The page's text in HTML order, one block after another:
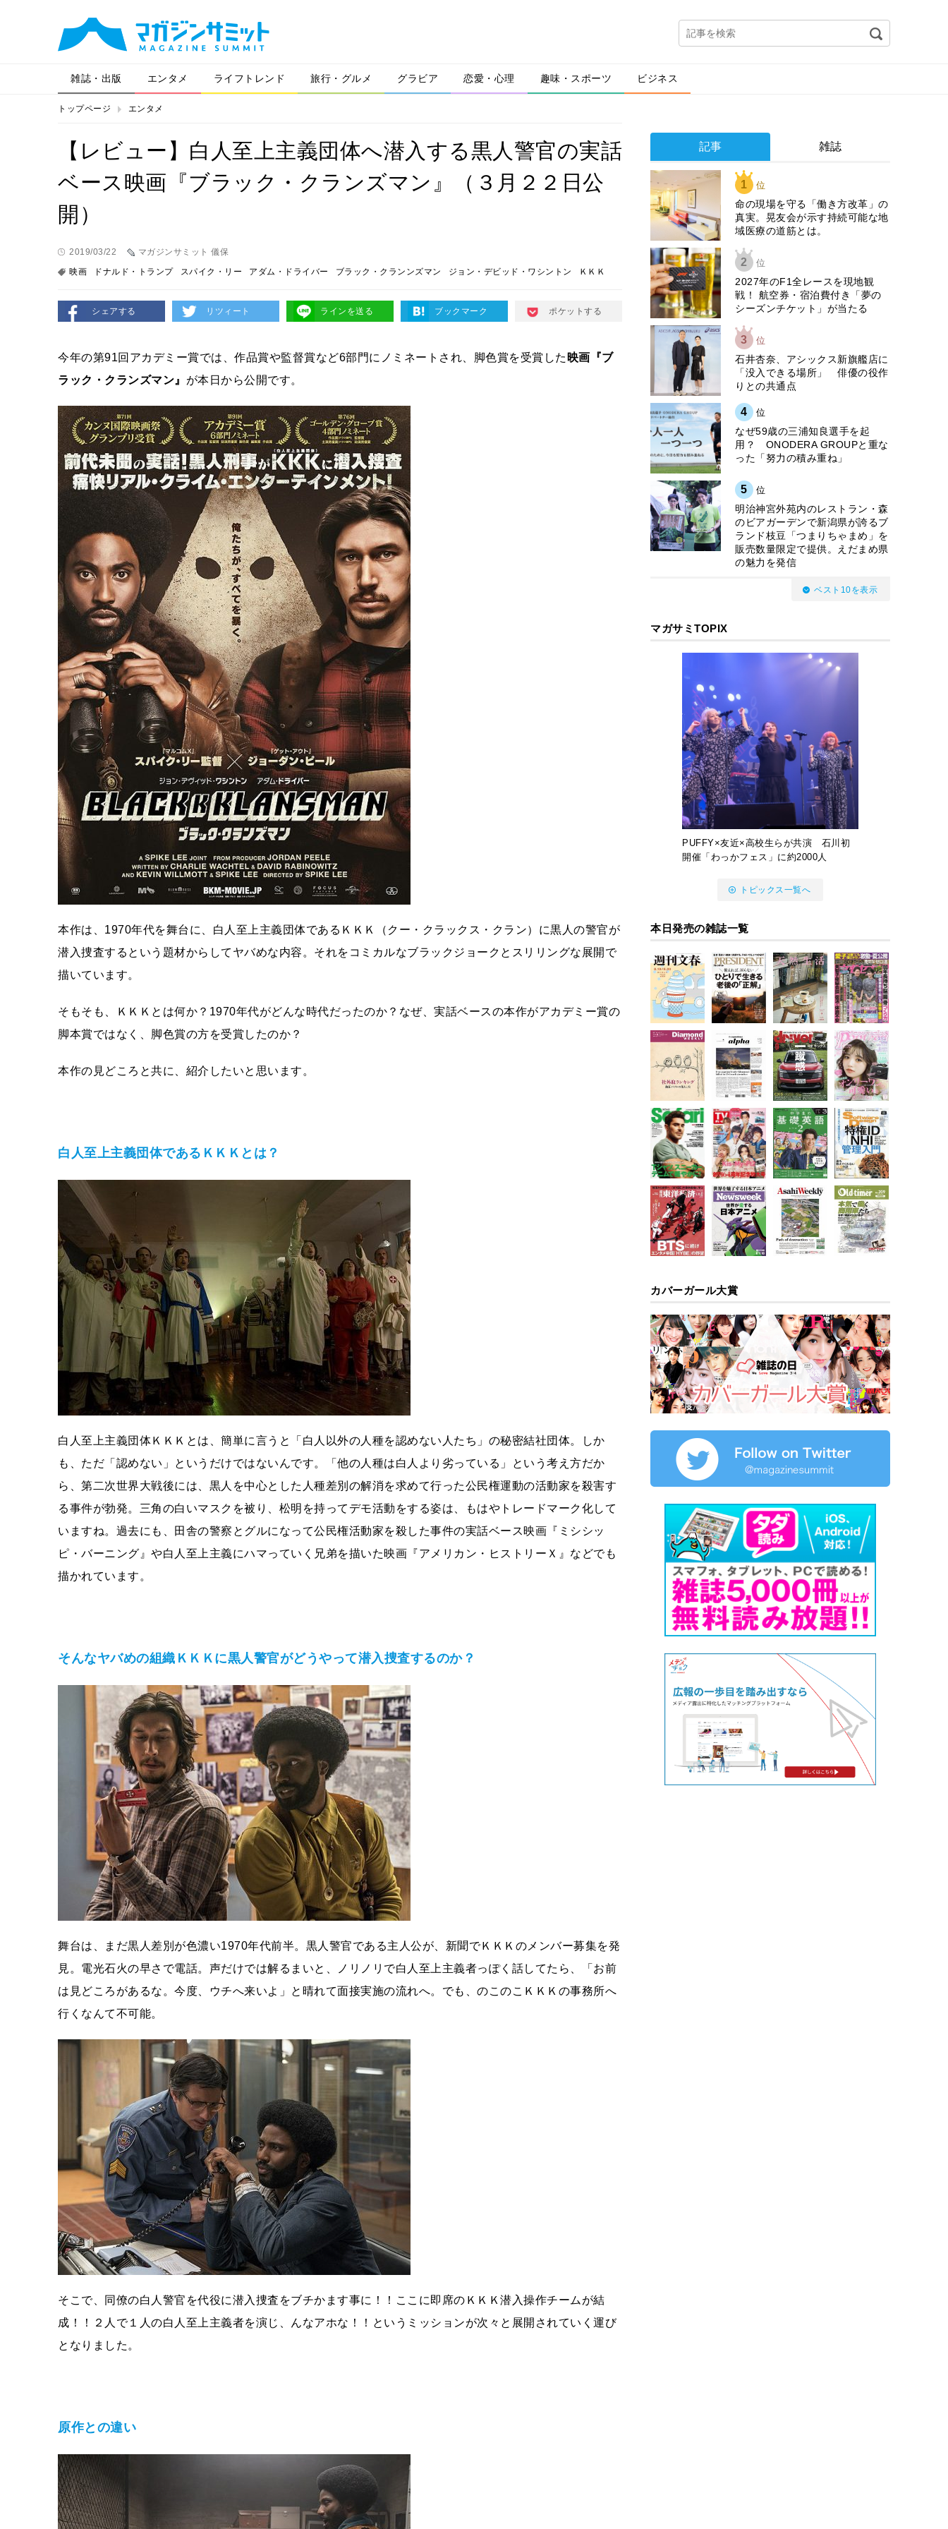
雑誌・出版 エンタメ ライフトレンド 旅行・グルメ グラビア 恋愛・心理 趣味・スポーツ ビジネス
トップページ エンタメ
【レビュー】白人至上主義団体へ潜入する黒人警官の実話
ベース映画『ブラック・クランズマン』（３月２２日公
開）
2019/03/22
マガジンサミット 儀保
映画
ドナルド・トランプ スパイク・リー アダム・ドライバー ブラック・クランンズマン ジョン・デビッド・ワシントン ＫＫＫ
シェアする リツィート ラインを送る ブックマーク ポケットする
今年の第91回アカデミー賞では、作品賞や監督賞など6部門にノミネートされ、脚色賞を受賞した 映画『ブ
ラック・クランズマン』 が本日から公開です。
本作は、1970年代を舞台に、白人至上主義団体であるＫＫＫ（クー・クラックス・クラン）に黒人の警官が
潜入捜査するという題材からしてヤバめな内容。それをコミカルなブラックジョークとスリリングな展開で
描いています。
そもそも、ＫＫＫとは何か？1970年代がどんな時代だったのか？なぜ、実話ベースの本作がアカデミー賞の
脚本賞ではなく、脚色賞の方を受賞したのか？
本作の見どころと共に、紹介したいと思います。
白人至上主義団体であるＫＫＫとは？
白人至上主義団体ＫＫＫとは、簡単に言うと「白人以外の人種を認めない人たち」の秘密結社団体。しか
も、ただ「認めない」というだけではないんです。「他の人種は白人より劣っている」という考え方だか
ら、第二次世界大戦後には、黒人を中心とした人種差別の解消を求めて行った公民権運動の活動家を殺害す
る事件が勃発。三角の白いマスクを被り、松明を持ってデモ活動をする姿は、もはやトレードマーク化して
いますね。過去にも、田舎の警察とグルになって公民権活動家を殺した事件の実話ベース映画『ミシシッ
ピ・バーニング』や白人至上主義にハマっていく兄弟を描いた映画『アメリカン・ヒストリーＸ』などでも
描かれています。
そんなヤバめの組織ＫＫＫに黒人警官がどうやって潜入捜査するのか？
舞台は、まだ黒人差別が色濃い1970年代前半。黒人警官である主人公が、新聞でＫＫＫのメンバー募集を発
見。電光石火の早さで電話。声だけでは解るまいと、ノリノリで白人至上主義者っぽく話してたら、「お前
は見どころがあるな。今度、ウチへ来いよ」と晴れて面接実施の流れへ。でも、のこのこＫＫＫの事務所へ
行くなんて不可能。
そこで、同僚の白人警官を代役に潜入捜査をブチかます事に！！ここに即席のＫＫＫ潜入操作チームが結
成！！２人で１人の白人至上主義者を演じ、んなアホな！！というミッションが次々と展開されていく運び
となりました。
原作との違い
記事 雑誌
1 位
​命の現場を守る「働き方改革」の
真実。晃友会が示す持続可能な地
域医療の道筋とは。
2 位
2027年のF1全レースを現地観
戦！ 航空券・宿泊費付き「夢の
シーズンチケット」が当たる
3 位
石井杏奈、アシックス新旗艦店に
「没入できる場所」 俳優の役作
りとの共通点
4 位
なぜ59歳の三浦知良選手を起
用？ ONODERA GROUPと重な
った「努力の積み重ね」
5 位
明治神宮外苑内のレストラン・森
のビアガーデンで新潟県が誇るブ
ランド枝豆「つまりちゃまめ」を
販売数量限定で提供。えだまめ県
の魅力を発信
ベスト10を表示
マガサミTOPIX
PUFFY×友近×高校生らが共演 石川初
開催「わっかフェス」に約2000人
トピックス一覧へ
本日発売の雑誌一覧
カバーガール大賞